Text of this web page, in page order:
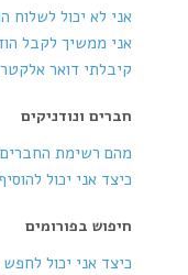
אני לא יכול לשלוח
אני ממשיך לקבל
קיבלתי דואר
חברים ונודניקים
מהם רשימת החברים
כיצד אני יכול
חיפוש בפורומים
כיצד אני יכול